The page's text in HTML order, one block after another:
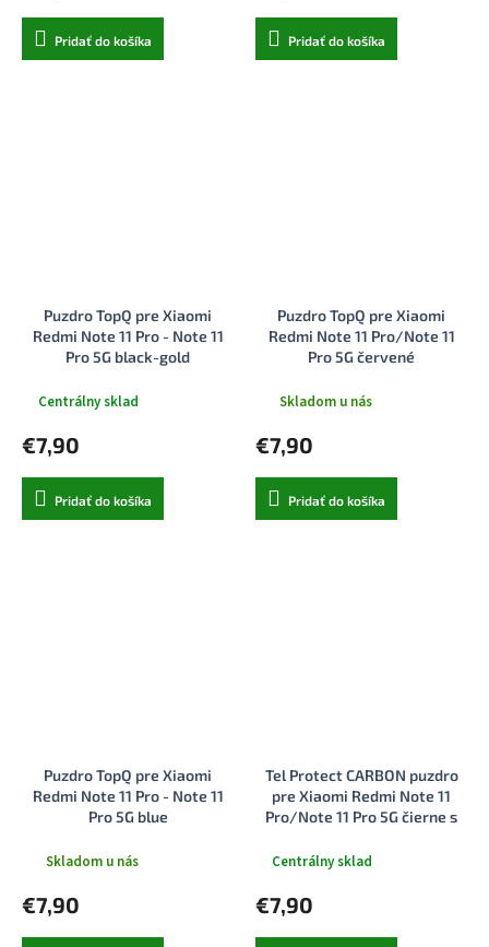
Pridať do košíka Pridať do košíka
Puzdro TopQ pre Xiaomi
Redmi Note 11 Pro - Note 11
Pro 5G black-gold
Centrálny sklad
€7,90
Pridať do košíka
Puzdro TopQ pre Xiaomi
Redmi Note 11 Pro/Note 11
Pro 5G červené
Skladom u nás
€7,90
Pridať do košíka
Puzdro TopQ pre Xiaomi
Redmi Note 11 Pro - Note 11
Pro 5G blue
Skladom u nás
€7,90
Tel Protect CARBON puzdro
pre Xiaomi Redmi Note 11
Pro/Note 11 Pro 5G čierne s
Centrálny sklad
€7,90